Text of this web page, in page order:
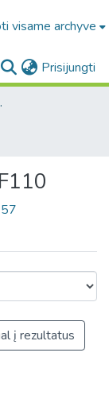
visame archyve
Prisijungti
į rezultatus